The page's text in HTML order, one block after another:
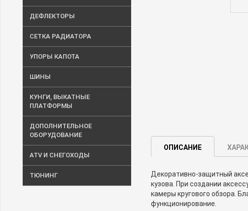
ДЕФЛЕКТОРЫ
СЕТКА РАДИАТОРА
УПОРЫ КАПОТА
ШИНЫ
КУНГИ, ВЫКАТНЫЕ
ПЛАТФОРМЫ
ДОПОЛНИТЕЛЬНОЕ
ОБОРУДОВАНИЕ
ATV И СНЕГОХОДЫ
ТЮНИНГ
ОПИСАНИЕ
Декоративно-защитный
кузова. При создании
камеры кругового обзора.
функционирование.